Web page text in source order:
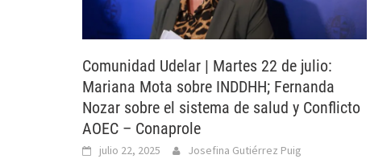
Comunidad Udelar | Martes 22 de julio:
Mariana Mota sobre INDDHH; Fernanda
Nozar sobre el sistema de salud y Conflicto
AOEC – Conaprole
julio 22, 2025 Josefina Gutiérrez Puig